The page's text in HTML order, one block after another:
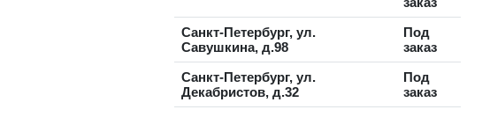
Санкт-Петербург, ул.
Савушкина, д.98
Под
заказ
Санкт-Петербург, ул.
Декабристов, д.32
Под
заказ